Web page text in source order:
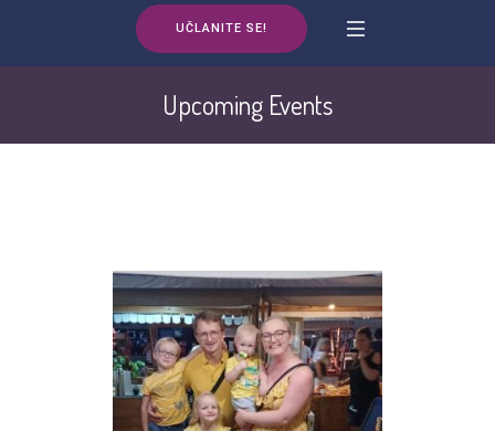
UČLANITE SE!
Upcoming Events